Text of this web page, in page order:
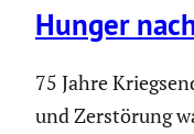
Hunger
75 Jahre
und Zerstörung